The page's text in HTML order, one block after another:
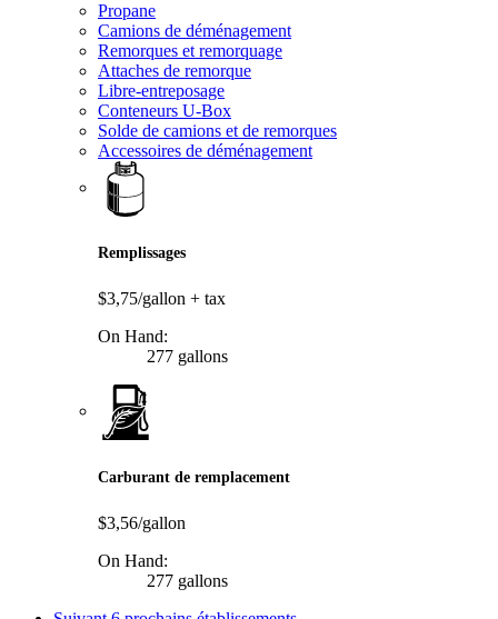
Propane
Camions de déménagement
Remorques et remorquage
Attaches de remorque
Libre-entreposage
Conteneurs U-Box
Solde de camions et de remorques
Accessoires de déménagement
Remplissages
$3,75/gallon + tax
On Hand:
277 gallons
Carburant de remplacement
$3,56/gallon
On Hand:
277 gallons